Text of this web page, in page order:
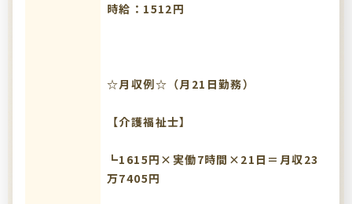
時給：1512円
☆月収例☆（月21日勤務）
【介護福祉士】
┗1615円×実働7時間×21日＝月収23
万7405円